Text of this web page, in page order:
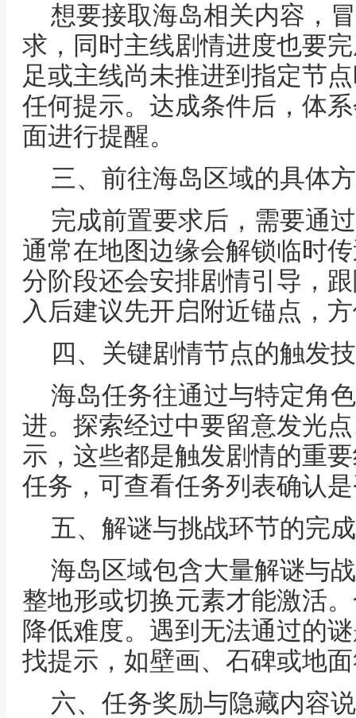
想要接取海岛相关内容，
求，同时主线剧情进度也要
足或主线尚未推进到指定节
任何提示。达成条件后，体
面进行提醒。
三、前往海岛区域的具体
完成前置要求后，需要通
通常在地图边缘会解锁临时
分阶段还会安排剧情引导，
入后建议先开启附近锚点，
四、关键剧情节点的触发
海岛任务往通过与特定角
进。探索经过中要留意发光
示，这些都是触发剧情的重
任务，可查看任务列表确认
五、解谜与挑战环节的完
海岛区域包含大量解谜与
整地形或切换元素才能激活
降低难度。遇到无法通过的
找提示，如壁画、石碑或地
六、任务奖励与隐藏内容